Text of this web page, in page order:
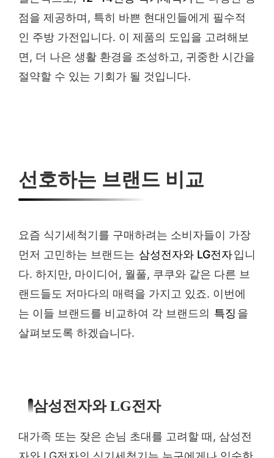
점을 제공하며, 특히 바쁜 현대인들에게 필수적
인 주방 가전입니다. 이 제품의 도입을 고려해보
면, 더 나은 생활 환경을 조성하고, 귀중한 시간을
절약할 수 있는 기회가 될 것입니다.
선호하는 브랜드 비교
요즘 식기세척기를 구매하려는 소비자들이 가장
먼저 고민하는 브랜드는 삼성전자와 LG전자입니
다. 하지만, 마이디어, 월풀, 쿠쿠와 같은 다른 브
랜드들도 저마다의 매력을 가지고 있죠. 이번에
는 이들 브랜드를 비교하여 각 브랜드의 특징 을
살펴보도록 하겠습니다.
삼성전자와 LG전자
대가족 또는 잦은 손님 초대를 고려할 때, 삼성전